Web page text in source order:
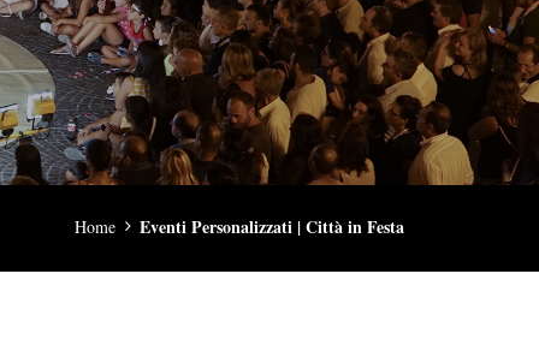
Home Eventi Personalizzati | Città in Festa